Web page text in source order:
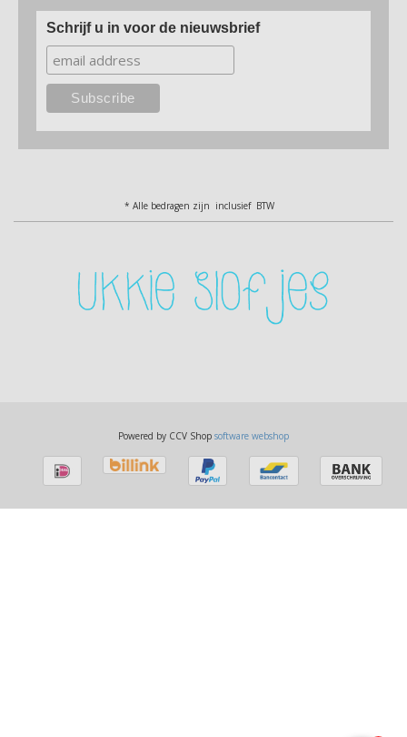
Schrijf u in voor de nieuwsbrief
* Alle bedragen zijn inclusief BTW
Powered by CCV Shop software webshop